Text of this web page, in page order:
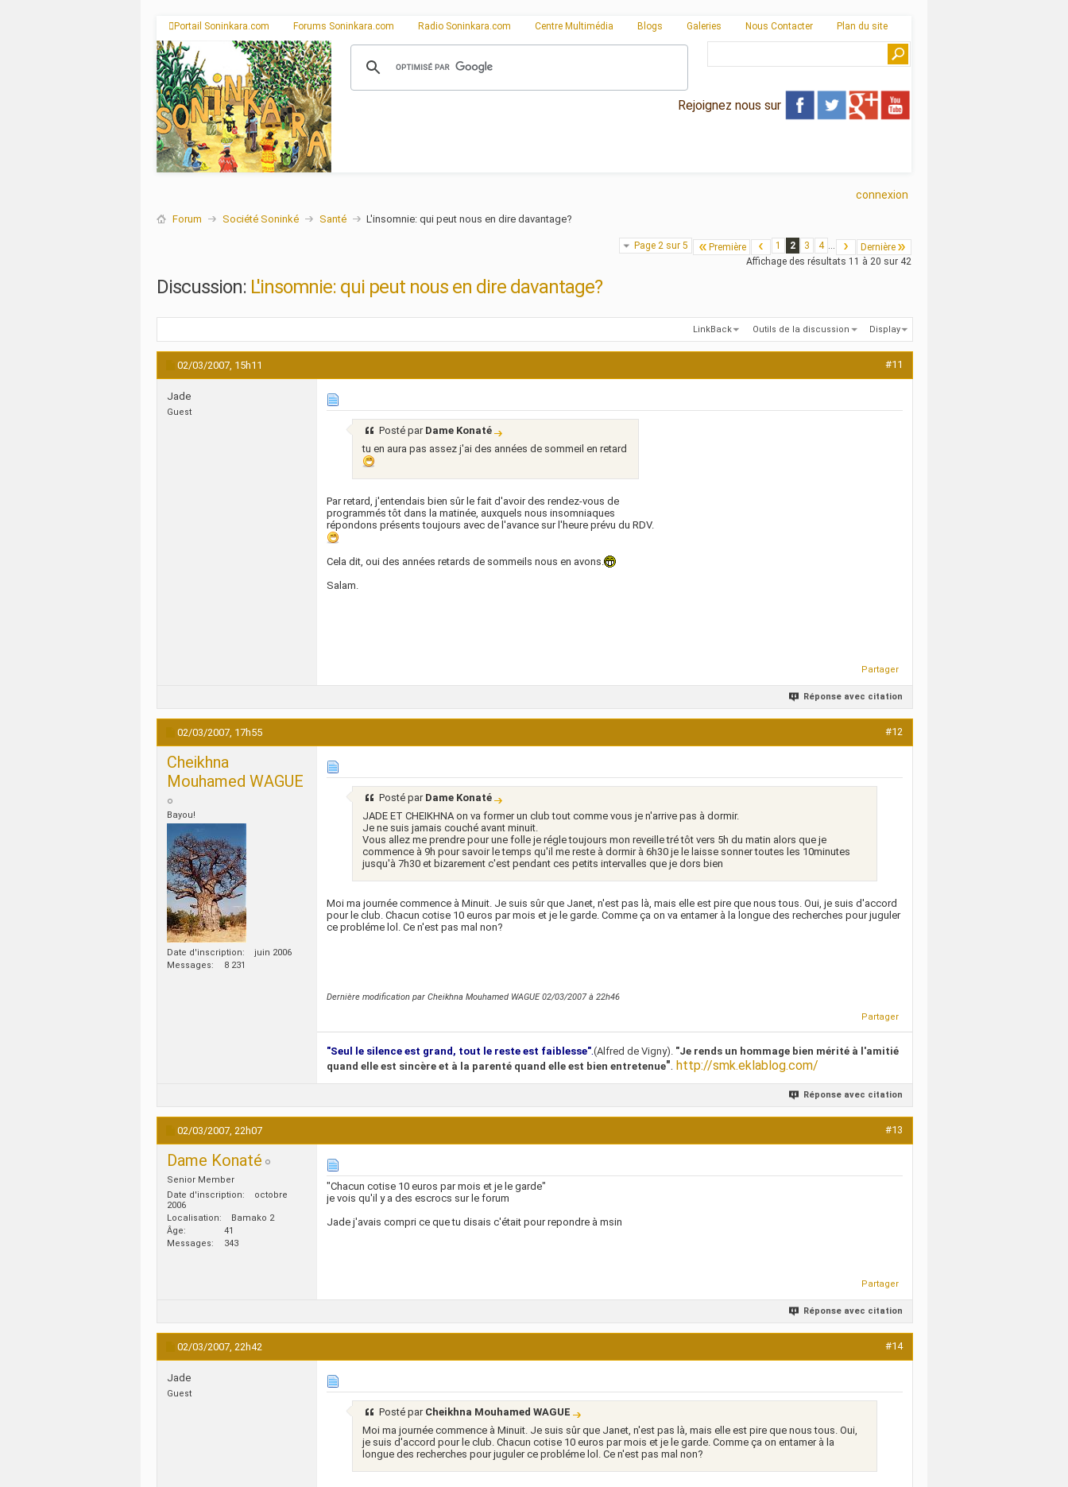
Portail Soninkara.com Forums Soninkara.com Radio Soninkara.com Centre Multimédia Blogs Galeries Nous Contacter Plan du site
Rejoignez nous sur
connexion
Forum Société Soninké Santé L'insomnie: qui peut nous en dire davantage?
Page 2 sur 5 Première 1 2 3 4 ...
Dernière
Affichage des résultats 11 à 20 sur 42
Discussion: L'insomnie: qui peut nous en dire davantage?
LinkBack Outils de la discussion Display
02/03/2007, 15h11 #11
Jade
Guest
Posté par Dame Konaté
tu en aura pas assez j'ai des années de sommeil en retard
Par retard, j'entendais bien sûr le fait d'avoir des rendez-vous de
programmés tôt dans la matinée, auxquels nous insomniaques
répondons présents toujours avec de l'avance sur l'heure prévu du RDV.
Cela dit, oui des années retards de sommeils nous en avons.
Salam.
Partager
Réponse avec citation
02/03/2007, 17h55 #12
Cheikhna
Mouhamed WAGUE
Bayou!
Date d'inscription
juin 2006
Messages
8 231
Posté par Dame Konaté
JADE ET CHEIKHNA on va former un club tout comme vous je n'arrive pas à dormir.
Je ne suis jamais couché avant minuit.
Vous allez me prendre pour une folle je régle toujours mon reveille tré tôt vers 5h du matin alors que je
commence à 9h pour savoir le temps qu'il me reste à dormir à 6h30 je le laisse sonner toutes les 10minutes
jusqu'à 7h30 et bizarement c'est pendant ces petits intervalles que je dors bien
Moi ma journée commence à Minuit. Je suis sûr que Janet, n'est pas là, mais elle est pire que nous tous. Oui, je suis d'accord
pour le club. Chacun cotise 10 euros par mois et je le garde. Comme ça on va entamer à la longue des recherches pour juguler
ce probléme lol. Ce n'est pas mal non?
Dernière modification par Cheikhna Mouhamed WAGUE 02/03/2007 à 22h46
Partager
"Seul le silence est grand, tout le reste est faiblesse".(Alfred de Vigny). "Je rends un hommage bien mérité à l'amitié
quand elle est sincère et à la parenté quand elle est bien entretenue". http://smk.eklablog.com/
Réponse avec citation
02/03/2007, 22h07 #13
Dame Konaté
Senior Member
Date d'inscription
octobre
2006
Localisation
Bamako 2
Âge
41
Messages
343
"Chacun cotise 10 euros par mois et je le garde"
je vois qu'il y a des escrocs sur le forum
Jade j'avais compri ce que tu disais c'était pour repondre à msin
Partager
Réponse avec citation
02/03/2007, 22h42 #14
Jade
Guest
Posté par Cheikhna Mouhamed WAGUE
Moi ma journée commence à Minuit. Je suis sûr que Janet, n'est pas là, mais elle est pire que nous tous. Oui,
je suis d'accord pour le club. Chacun cotise 10 euros par mois et je le garde. Comme ça on entamer à la
longue des recherches pour juguler ce probléme lol. Ce n'est pas mal non?